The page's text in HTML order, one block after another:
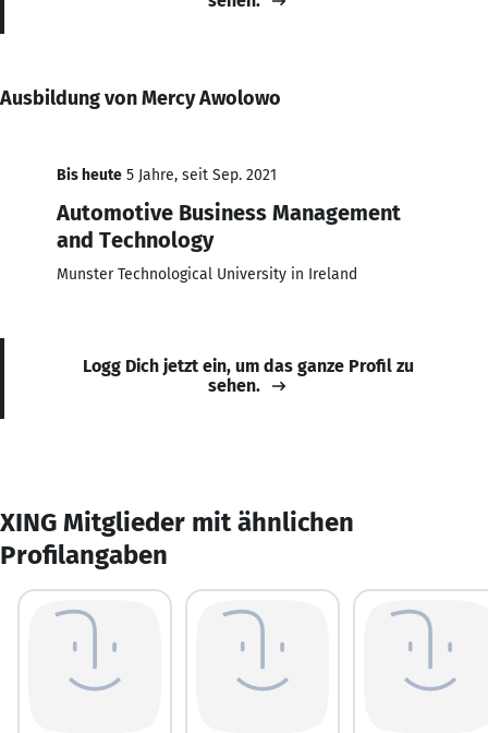
Ausbildung von Mercy Awolowo
Bis heute 5 Jahre, seit Sep. 2021
Automotive Business Management
and Technology
Munster Technological University in Ireland
Logg Dich jetzt ein, um das ganze Profil zu
sehen.
XING Mitglieder mit ähnlichen
Profilangaben